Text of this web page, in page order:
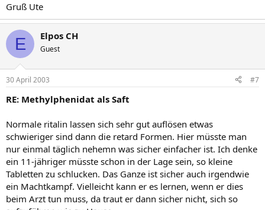
Gruß Ute
E Elpos CH
Guest
30 April 2003 #7
RE: Methylphenidat als Saft
Normale ritalin lassen sich sehr gut auflösen etwas
schwieriger sind dann die retard Formen. Hier müsste man
nur einmal täglich nehemn was sicher einfacher ist. Ich denke
ein 11-jähriger müsste schon in der Lage sein, so kleine
Tabletten zu schlucken. Das Ganze ist sicher auch irgendwie
ein Machtkampf. Vielleicht kann er es lernen, wenn er dies
beim Arzt tun muss, da traut er dann sicher nicht, sich so